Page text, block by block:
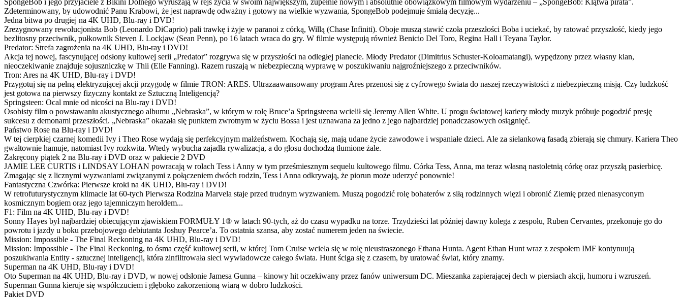
SpongeBob i jego przyjaciele z Bikini Dolnego wyruszają w rejs życia w swoim największym, zupełnie nowym i absolutnie obowiązkowym filmowym wydarzeniu – „SpongeBob: Klątwa pirata”.
Zdeterminowany, by udowodnić Panu Krabowi, że jest naprawdę odważny i gotowy na wielkie wyzwania, SpongeBob podejmuje śmiałą decyzję...
Jedna bitwa po drugiej na 4K UHD, Blu-ray i DVD!
Zrezygnowany rewolucjonista Bob (Leonardo DiCaprio) pali trawkę i żyje w paranoi z córką, Willą (Chase Infiniti). Oboje muszą stawić czoła przeszłości Boba i uciekać, by ratować przyszłość, kiedy jego
bezlitosny przeciwnik, pułkownik Steven J. Lockjaw (Sean Penn), po 16 latach wraca do gry. W filmie występują również Benicio Del Toro, Regina Hall i Teyana Taylor.
Predator: Strefa zagrożenia na 4K UHD, Blu-ray i DVD!
Akcja tej nowej, fascynującej odsłony kultowej serii „Predator” rozgrywa się w przyszłości na odległej planecie. Młody Predator (Dimitrius Schuster-Koloamatangi), wypędzony przez własny klan,
nieoczekiwanie znajduje sojuszniczkę w Thii (Elle Fanning). Razem ruszają w niebezpieczną wyprawę w poszukiwaniu najgroźniejszego z przeciwników.
Tron: Ares na 4K UHD, Blu-ray i DVD!
Przygotuj się na pełną elektryzującej akcji przygodę w filmie TRON: ARES. Ultrazaawansowany program Ares przenosi się z cyfrowego świata do naszej rzeczywistości z niebezpieczną misją. Czy ludzkość
jest gotowa na pierwszy fizyczny kontakt ze Sztuczną Inteligencją?
Springsteen: Ocal mnie od nicości na Blu-ray i DVD!
Osobisty film o powstawaniu akustycznego albumu „Nebraska”, w którym w rolę Bruce’a Springsteena wcielił się Jeremy Allen White. U progu światowej kariery młody muzyk próbuje pogodzić presję
sukcesu z demonami przeszłości. „Nebraska” okazała się punktem zwrotnym w życiu Bossa i jest uznawana za jedno z jego najbardziej ponadczasowych osiągnięć.
Państwo Rose na Blu-ray i DVD!
W tej cierpkiej czarnej komedii Ivy i Theo Rose wydają się perfekcyjnym małżeństwem. Kochają się, mają udane życie zawodowe i wspaniałe dzieci. Ale za sielankową fasadą zbierają się chmury. Kariera Theo
gwałtownie hamuje, natomiast Ivy rozkwita. Wtedy wybucha zajadła rywalizacja, a do głosu dochodzą tłumione żale.
Zakręcony piątek 2 na Blu-ray i DVD oraz w pakiecie 2 DVD
JAMIE LEE CURTIS i LINDSAY LOHAN powracają w rolach Tess i Anny w tym prześmiesznym sequelu kultowego filmu. Córka Tess, Anna, ma teraz własną nastoletnią córkę oraz przyszłą pasierbicę.
Zmagając się z licznymi wyzwaniami związanymi z połączeniem dwóch rodzin, Tess i Anna odkrywają, że piorun może uderzyć ponownie!
Fantastyczna Czwórka: Pierwsze kroki na 4K UHD, Blu-ray i DVD!
W retrofuturystycznym klimacie lat 60-tych Pierwsza Rodzina Marvela staje przed trudnym wyzwaniem. Muszą pogodzić rolę bohaterów z siłą rodzinnych więzi i obronić Ziemię przed nienasyconym
kosmicznym bogiem oraz jego tajemniczym heroldem...
F1: Film na 4K UHD, Blu-ray i DVD!
Sonny Hayes był najbardziej obiecującym zjawiskiem FORMUŁY 1® w latach 90-tych, aż do czasu wypadku na torze. Trzydzieści lat później dawny kolega z zespołu, Ruben Cervantes, przekonuje go do
powrotu i jazdy u boku przebojowego debiutanta Joshuy Pearce’a. To ostatnia szansa, aby zostać numerem jeden na świecie.
Mission: Impossible - The Final Reckoning na 4K UHD, Blu-ray i DVD!
Mission: Impossible - The Final Reckoning, to ósma część kultowej serii, w której Tom Cruise wciela się w rolę nieustraszonego Ethana Hunta. Agent Ethan Hunt wraz z zespołem IMF kontynuują
poszukiwania Entity - sztucznej inteligencji, która zinfiltrowała sieci wywiadowcze całego świata. Hunt ściga się z czasem, by uratować świat, który znamy.
Superman na 4K UHD, Blu-ray i DVD!
Oto Superman na 4K UHD, Blu-ray i DVD, w nowej odsłonie Jamesa Gunna – kinowy hit oczekiwany przez fanów uniwersum DC. Mieszanka zapierającej dech w piersiach akcji, humoru i wzruszeń.
Superman Gunna kieruje się współczuciem i głęboko zakorzenioną wiarą w dobro ludzkości.
Pakiet DVD